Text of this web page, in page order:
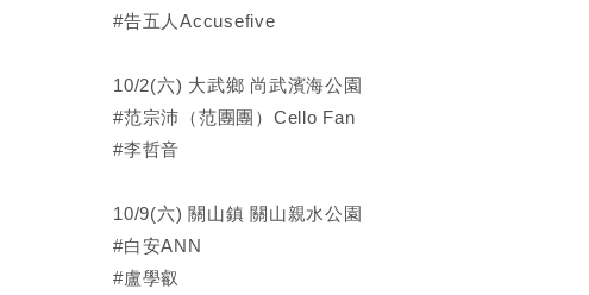
#告五人Accusefive
10/2(六) 大武鄉 尚武濱海公園
#范宗沛（范團團）Cello Fan
#李哲音
10/9(六) 關山鎮 關山親水公園
#白安ANN
#盧學叡